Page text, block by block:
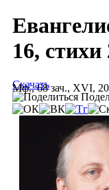
16, стихи
Мф., 68 зач., XVI,
Скачать